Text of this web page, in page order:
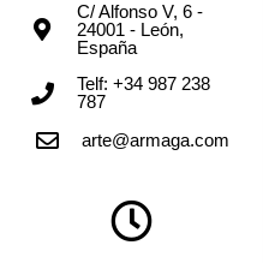
C/ Alfonso V, 6 -
24001 - León,
España
Telf: +34 987 238
787
arte@armaga.com